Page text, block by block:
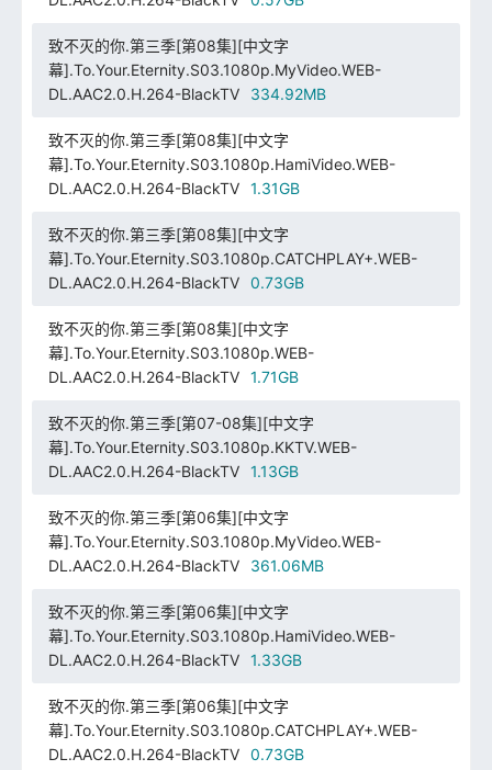
致不灭的你.第三季[第08集][中文字
幕].To.Your.Eternity.S03.1080p.MyVideo.WEB-
DL.AAC2.0.H.264-BlackTV
334.92MB
致不灭的你.第三季[第08集][中文字
幕].To.Your.Eternity.S03.1080p.HamiVideo.WEB-
DL.AAC2.0.H.264-BlackTV
1.31GB
致不灭的你.第三季[第08集][中文字
幕].To.Your.Eternity.S03.1080p.CATCHPLAY+.WEB-
DL.AAC2.0.H.264-BlackTV
0.73GB
致不灭的你.第三季[第08集][中文字
幕].To.Your.Eternity.S03.1080p.WEB-
DL.AAC2.0.H.264-BlackTV
1.71GB
致不灭的你.第三季[第07-08集][中文字
幕].To.Your.Eternity.S03.1080p.KKTV.WEB-
DL.AAC2.0.H.264-BlackTV
1.13GB
致不灭的你.第三季[第06集][中文字
幕].To.Your.Eternity.S03.1080p.MyVideo.WEB-
DL.AAC2.0.H.264-BlackTV
361.06MB
致不灭的你.第三季[第06集][中文字
幕].To.Your.Eternity.S03.1080p.HamiVideo.WEB-
DL.AAC2.0.H.264-BlackTV
1.33GB
致不灭的你.第三季[第06集][中文字
幕].To.Your.Eternity.S03.1080p.CATCHPLAY+.WEB-
DL.AAC2.0.H.264-BlackTV
0.73GB